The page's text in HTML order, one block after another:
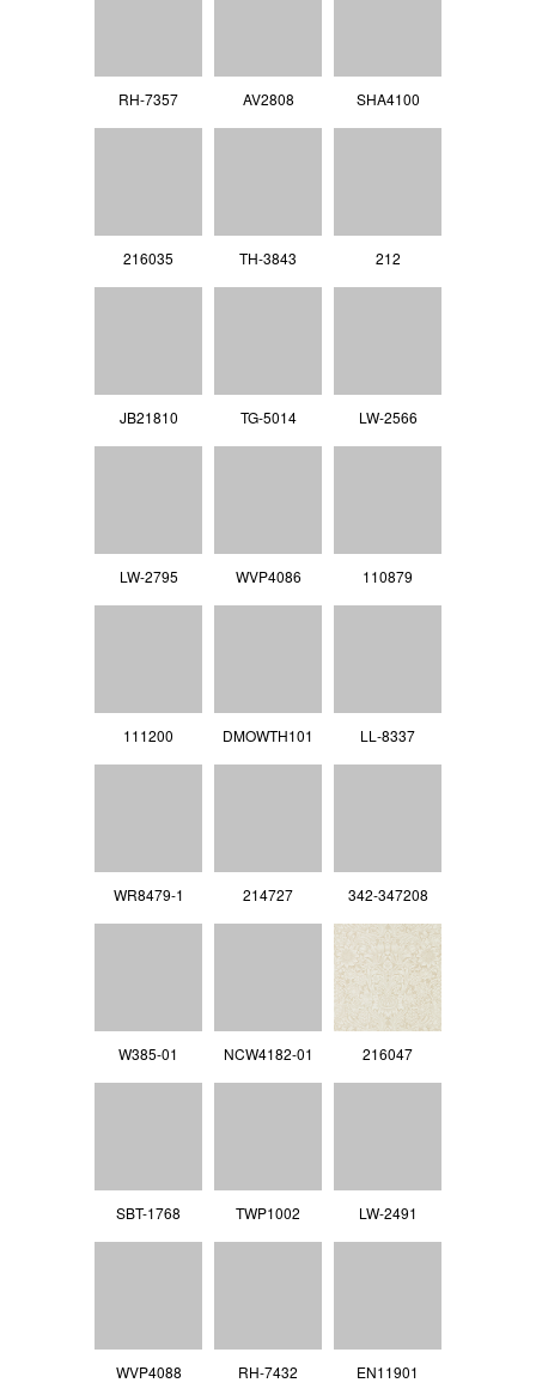
RH-7357 AV2808 SHA4100
216035 TH-3843 212
JB21810 TG-5014 LW-2566
LW-2795 WVP4086 110879
111200 DMOWTH101 LL‐8337
WR8479-1 214727 342-347208
W385-01 NCW4182-01 216047
SBT-1768 TWP1002 LW-2491
WVP4088 RH-7432 EN11901